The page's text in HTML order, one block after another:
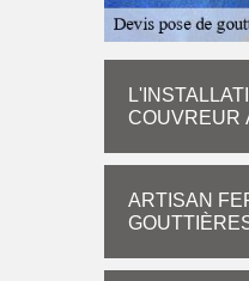
COUVREUR
ARTISAN